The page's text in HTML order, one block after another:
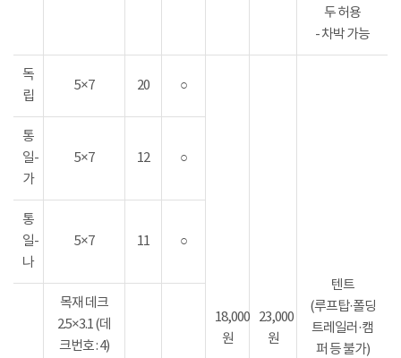
두 허용
- 차박 가능
독
립
5×7 20 ○
18,000
원
23,000
원
텐트
(루프탑·폴딩
트레일러·캠
퍼 등 불가)
통
일-
가
5×7 12 ○
통
일-
나
5×7 11 ○
목재 데크
2.5×3.1 (데
크번호 : 4)